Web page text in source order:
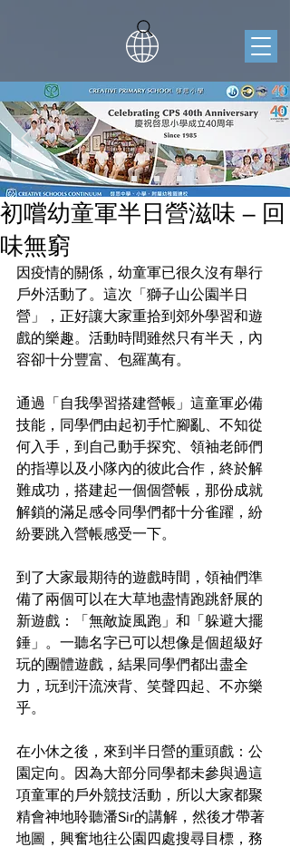
初嚐幼童軍半日營滋味 – 回
味無窮
因疫情的關係，幼童軍已很久沒有舉行
戶外活動了。這次「獅子山公園半日
營」，正好讓大家重拾到郊外學習和遊
戲的樂趣。活動時間雖然只有半天，內
容卻十分豐富、包羅萬有。
通過「自我學習搭建營帳」這童軍必備
技能，同學們由起初手忙腳亂、不知從
何入手，到自己動手探究、領袖老師們
的指導以及小隊內的彼此合作，終於解
難成功，搭建起一個個營帳，那份成就
解鎖的滿足感令同學們都十分雀躍，紛
紛要跳入營帳感受一下。
到了大家最期待的遊戲時間，領袖們準
備了兩個可以在大草地盡情跑跳舒展的
新遊戲：「無敵旋風跑」和「躲避大擺
錘」。一聽名字已可以想像是個超級好
玩的團體遊戲，結果同學們都出盡全
力，玩到汗流浹背、笑聲四起、不亦樂
乎。
在小休之後，來到半日營的重頭戲：公
園定向。因為大部分同學都未參與過這
項童軍的戶外競技活動，所以大家都聚
精會神地聆聽潘Sir的講解，然後才帶著
地圖，興奮地往公園四處搜尋目標，務